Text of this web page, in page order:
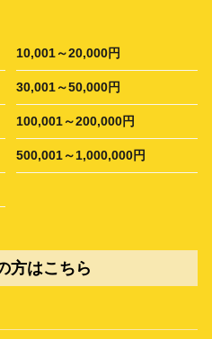
10,001～20,000円
30,001～50,000円
100,001～200,000円
500,001～1,000,000円
方はこちら